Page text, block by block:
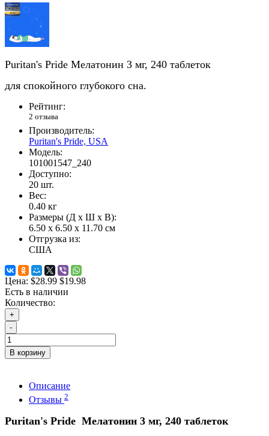
Puritan's Pride Мелатонин 3 мг, 240 таблеток
для спокойного глубокого сна.
Рейтинг:
2 отзыва
Производитель:
Puritan's Pride, USA
Модель:
101001547_240
Доступно:
20 шт.
Вес:
0.40 кг
Размеры (Д x Ш x В):
6.50 x 6.50 x 11.70 см
Отгрузка из:
США
Цена: $28.99 $19.98
Есть в наличии
Количество:
+
-
В корзину
Описание
Отзывы 2
Puritan's Pride Мелатонин 3 мг, 240 таблеток